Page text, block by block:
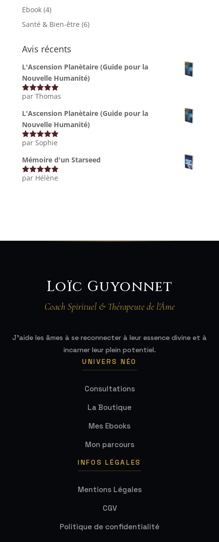
Ebook (4)
Santé & Bien-être (6)
Avis récents
L'Ascension Planètaire (Guide pour la
Nouvelle Humanité)
Note 5sur
par Thomas
L'Ascension Planètaire (Guide pour la
Nouvelle Humanité)
Note5sur
par Sophie
Mémoire d'un Starseed
Note5sur
par Hélène
Loïc Guyonnet
Coach Spirituel & Thérapeute de l'Âme
J'aide les âmes à se reconnecter à leur essence divine et à
incarner leur plein potentiel.
UNIVERS NÉO
Consultations
La Boutique
Mes Ebooks
Mon parcours
INFOS LÉGALES
Mentions Légales
CGV
Politique de confidentialité